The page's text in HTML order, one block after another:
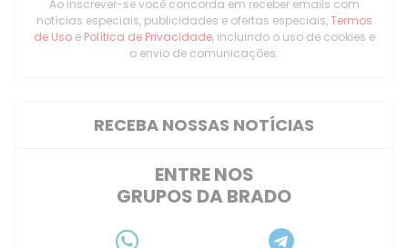
Ao inscrever-se você concorda em receber emails com
notícias especiais, publicidades e ofertas especiais,Termos
de Usoe Política de Privacidade, incluindo o uso de cookies e
o envio de comunicações.
RECEBA NOSSAS NOTÍCIAS
ENTRE NOS
GRUPOS DA BRADO